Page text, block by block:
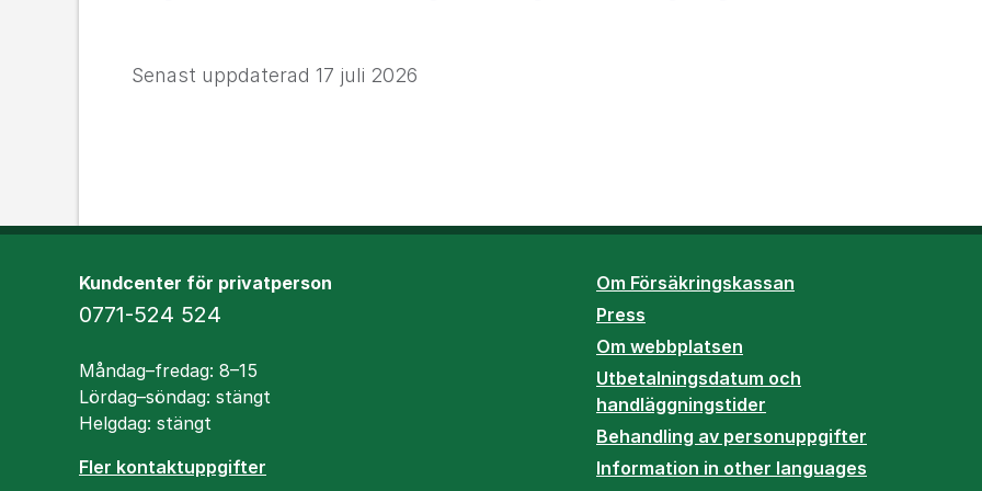
Senast uppdaterad 17 juli 2026
Kundcenter för privatperson
Telefon
0771-524 524
Öppettider
Måndag–fredag: 8–15
Lördag–söndag: stängt
Helgdag: stängt
Fler kontaktuppgifter
Om Försäkringskassan
Press
Om webbplatsen
Utbetalningsdatum och
handläggningstider
Behandling av personuppgifter
Information in other languages